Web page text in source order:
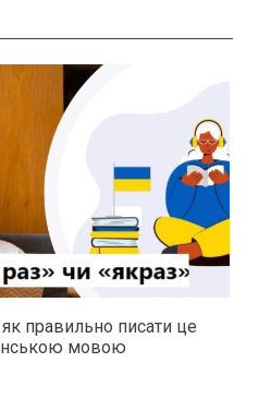
правильно писати це
мовою